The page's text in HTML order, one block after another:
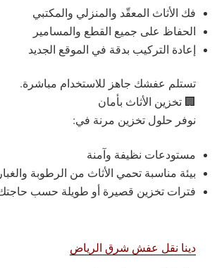
فك الأثاث المعقّد والمنزلي والمكتبي
الحفاظ على جميع القطع والمسامير
إعادة التركيب بدقة في الموقع الجديد
تستلم عفشك جاهز للاستخدام مباشرة.
🏢 تخزين الأثاث بأمان
نوفر حلول تخزين مرنة في:
مستودعات نظيفة وآمنة
بيئة مناسبة تحمي الأثاث من الرطوبة والغبار
فترات تخزين قصيرة أو طويلة حسب
دينا نقل عفش شرق الرياض